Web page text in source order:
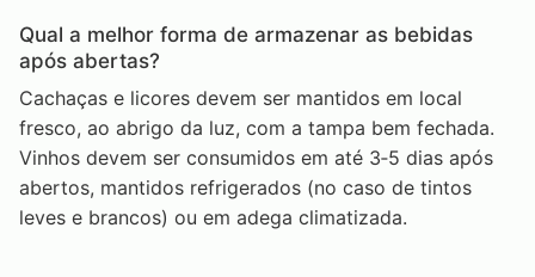
Qual a melhor forma de armazenar as bebidas
após abertas?
Cachaças e licores devem ser mantidos em local
fresco, ao abrigo da luz, com a tampa bem fechada.
Vinhos devem ser consumidos em até 3‑5 dias após
abertos, mantidos refrigerados (no caso de tintos
leves e brancos) ou em adega climatizada.